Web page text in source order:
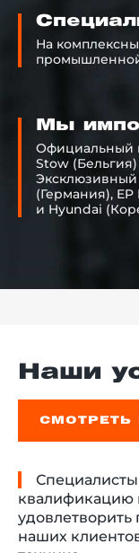
На
Мы
Официальный
Stow
(Германия),
и Hyundai
Наши
СМОТРЕТЬ
квалификацию
удовлетворить
наших